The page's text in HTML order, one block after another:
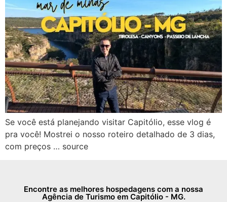
Se você está planejando visitar Capitólio, esse vlog é
pra você! Mostrei o nosso roteiro detalhado de 3 dias,
com preços … source
Encontre as melhores hospedagens com a nossa
Agência de Turismo em Capitólio - MG.